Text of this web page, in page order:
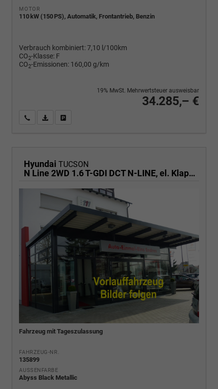
MOTOR
110 kW (150 PS), Automatik, Frontantrieb, Benzin
Verbrauch kombiniert:7,10 l/100km
CO2-Klasse: F
CO2-Emissionen: 160,00 g/km
34.285,– €
19% MwSt. Mehrwertsteuer ausweisbar
Wir rufen Sie anPDF-Fahrzeugexposé drucken
Hyundai TUCSON
N Line 2WD 1.6 T-GDI DCT N-LINE, el. Klappe, Navi, Kamera, Side, Winter
Fahrzeug mit Tageszulassung
FAHRZEUG-NR.
135899
AUSSENFARBE
Abyss Black Metallic